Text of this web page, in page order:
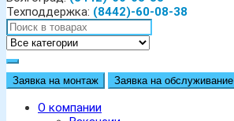
Техподдержка: (8442)-60-08-38
Заявка на монтаж Заявка на обслуживание
О компании